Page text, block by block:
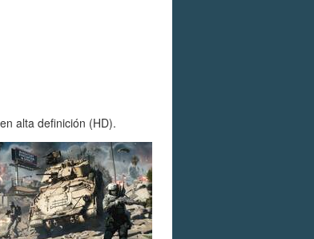
alta definición (HD).